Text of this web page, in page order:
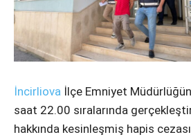
İncirliova İlçe Emniyet
saat 22.00 sıralarında
hakkında kesinleşmiş hapis